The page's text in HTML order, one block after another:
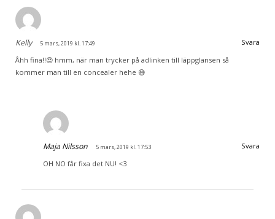
Svara
Kelly 5 mars, 2019 kl. 17:49
Åhh fina!!😍 hmm, när man trycker på adlinken till läppglansen så
kommer man till en concealer hehe 😅
Svara
Maja Nilsson 5 mars, 2019 kl. 17:53
OH NO får fixa det NU! <3